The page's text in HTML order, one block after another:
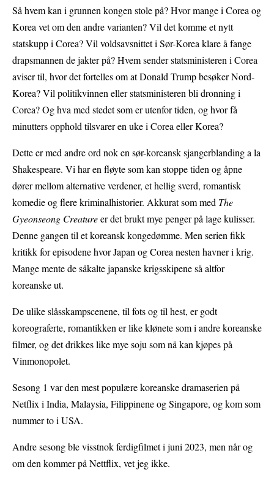
Så hvem kan i grunnen kongen stole på? Hvor mange i Corea og
Korea vet om den andre varianten? Vil det komme et nytt
statskupp i Corea? Vil voldsavsnittet i Sør-Korea klare å fange
drapsmannen de jakter på? Hvem sender statsministeren i Corea
aviser til, hvor det fortelles om at Donald Trump besøker Nord-
Korea? Vil politikvinnen eller statsministeren bli dronning i
Corea? Og hva med stedet som er utenfor tiden, og hvor få
minutters opphold tilsvarer en uke i Corea eller Korea?
Dette er med andre ord nok en sør-koreansk sjangerblanding a la
Shakespeare. Vi har en fløyte som kan stoppe tiden og åpne
dører mellom alternative verdener, et hellig sverd, romantisk
komedie og flere kriminalhistorier. Akkurat som med The
Gyeonseong Creatureer det brukt mye penger på lage kulisser.
Denne gangen til et koreansk kongedømme. Men serien fikk
kritikk for episodene hvor Japan og Corea nesten havner i krig.
Mange mente de såkalte japanske krigsskipene så altfor
koreanske ut.
De ulike slåsskampscenene, til fots og til hest, er godt
koreograferte, romantikken er like klønete som i andre koreanske
filmer, og det drikkes like mye soju som nå kan kjøpes på
Vinmonopolet.
Sesong 1 var den mest populære koreanske dramaserien på
Netflix i India, Malaysia, Filippinene og Singapore, og kom som
nummer to i USA.
Andre sesong ble visstnok ferdigfilmet i juni 2023, men når og
om den kommer på Nettflix, vet jeg ikke.